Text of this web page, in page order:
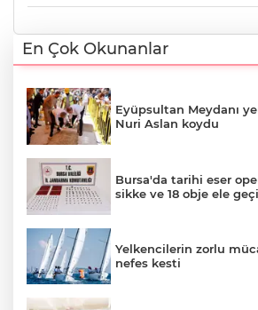
En Çok Okunanlar
Eyüpsultan Meydanı
Nuri Aslan koydu
Bursa'da tarihi eser
sikke ve 18 obje ele
Yelkencilerin zorlu
nefes kesti